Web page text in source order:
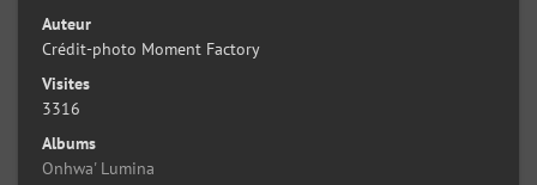
Auteur
Crédit-photo Moment Factory
Visites
3316
Albums
Onhwa' Lumina